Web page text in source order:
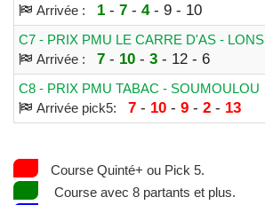
Arrivée :
1 - 7- 4- 9 - 10
C7 - PRIX PMU LE CARRE D'AS - LONS
Arrivée :
7- 10- 3- 12 - 6
C8 - PRIX PMU TABAC - SOUMOULOU
Arrivée pick5:
7- 10- 9- 2- 13
Course Quinté+ ou Pick 5.
Course avec 8 partants et plus.